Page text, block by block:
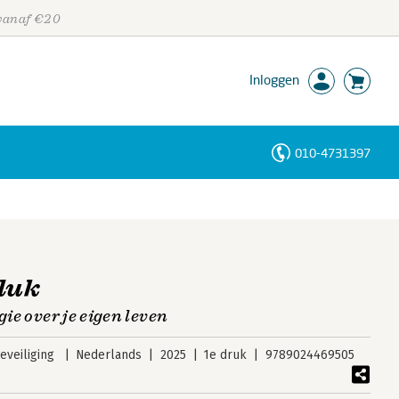
€20
Inloggen
010-4731397
over je eigen leven
Nederlands 2025 1e druk 9789024469505
Personen